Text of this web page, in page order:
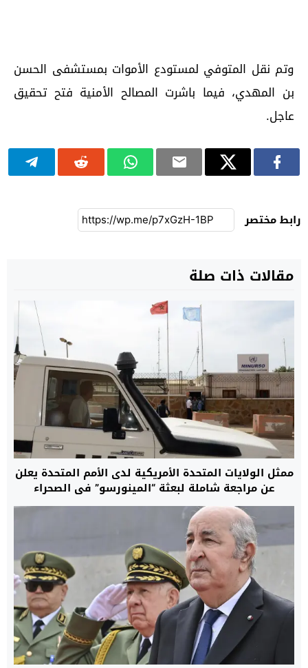
وتم نقل المتوفي لمستودع الأموات بمستشفى الحسن
بن المهدي، فيما باشرت المصالح الأمنية فتح تحقيق
عاجل.
رابط مختصر
مقالات ذات صلة
ممثل الولايات المتحدة الأمريكية لدى الأمم المتحدة يعلن
عن مراجعة شاملة لبعثة “المينورسو” في الصحراء